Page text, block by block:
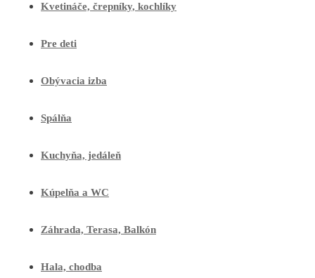
Kvetináče, črepníky, kochlíky
Pre deti
Obývacia izba
Spálňa
Kuchyňa, jedáleň
Kúpelňa a WC
Záhrada, Terasa, Balkón
Hala, chodba